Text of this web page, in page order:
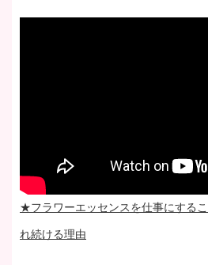
★フラワーエッセンスを仕事にする
れ続ける理由